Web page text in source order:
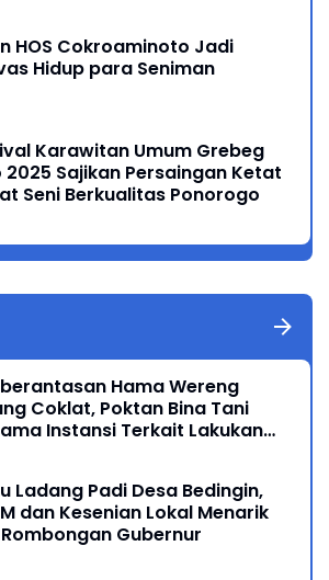
HOS Cokroaminoto Jadi
Hidup para Seniman
Karawitan Umum Grebeg
2025 Sajikan Persaingan Ketat
Seni Berkualitas Ponorogo
Hama Wereng
Coklat, Poktan Bina Tani
Instansi Terkait Lakukan
Ladang Padi Desa Bedingin,
dan Kesenian Lokal Menarik
Gubernur